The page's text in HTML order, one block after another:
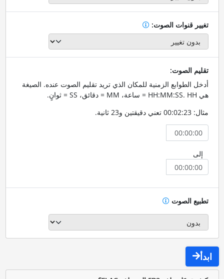
تغيير قنوات الصوت:
تقليم الصوت:
أدخل الطوابع الزمنية للمكان الذي تريد تقليم الصوت عنده. الصيغة
هي HH:MM:SS. HH = ساعة، MM = دقائق، SS = ثوانٍ.
مثال: 00:02:23 تعني دقيقتين و23 ثانية.
إلى
تطبيع الصوت
ابدأ